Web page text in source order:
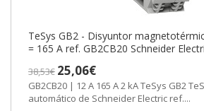
TeSys GB2 - Disyuntor
= 165 A ref. GB2CB20 Schneider
38,53€ 25,06€
GB2CB20 | 12 A 165 A 2 kA TeSys GB2 TeSys 2 Interruptor
automático de Schneider Electric ref....